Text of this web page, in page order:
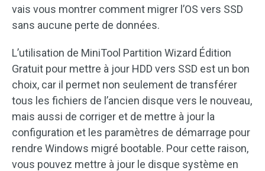
vais vous montrer comment migrer l’OS vers SSD
sans aucune perte de données.
L’utilisation de MiniTool Partition Wizard Édition
Gratuit pour mettre à jour HDD vers SSD est un bon
choix, car il permet non seulement de transférer
tous les fichiers de l’ancien disque vers le nouveau,
mais aussi de corriger et de mettre à jour la
configuration et les paramètres de démarrage pour
rendre Windows migré bootable. Pour cette raison,
vous pouvez mettre à jour le disque système en